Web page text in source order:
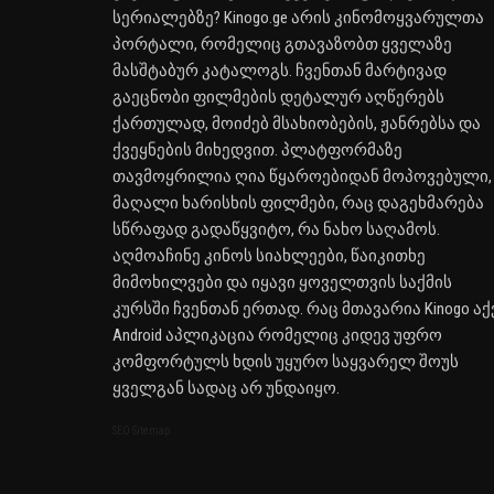
სერიალებზე? Kinogo.ge არის კინომოყვარულთა
პორტალი, რომელიც გთავაზობთ ყველაზე
მასშტაბურ კატალოგს. ჩვენთან მარტივად
გაეცნობი ფილმების დეტალურ აღწერებს
ქართულად, მოიძებ მსახიობების, ჟანრებსა და
ქვეყნების მიხედვით. პლატფორმაზე
თავმოყრილია ღია წყაროებიდან მოპოვებული,
მაღალი ხარისხის ფილმები, რაც დაგეხმარება
სწრაფად გადაწყვიტო, რა ნახო საღამოს.
აღმოაჩინე კინოს სიახლეები, წაიკითხე
მიმოხილვები და იყავი ყოველთვის საქმის
კურსში ჩვენთან ერთად. რაც მთავარია Kinogo
Android აპლიკაცია რომელიც კიდევ უფრო
კომფორტულს ხდის უყურო საყვარელ შოუს
ყველგან სადაც არ უნდაიყო.